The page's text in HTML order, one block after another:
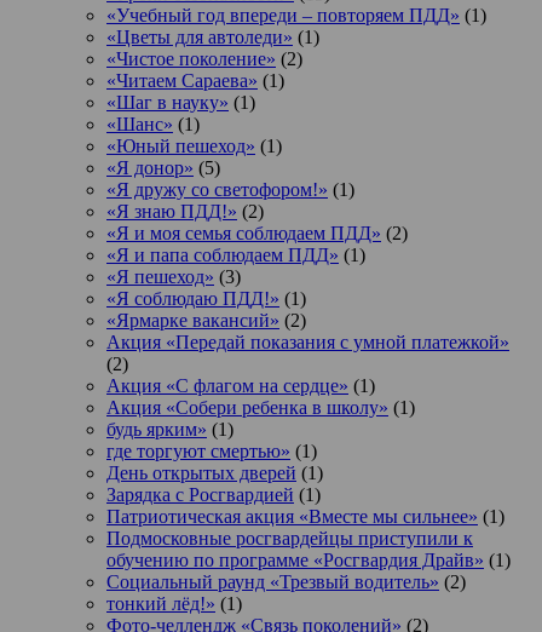
«Учебный год впереди – повторяем ПДД» (1)
«Цветы для автоледи» (1)
«Чистое поколение» (2)
«Читаем Сараева» (1)
«Шаг в науку» (1)
«Шанс» (1)
«Юный пешеход» (1)
«Я донор» (5)
«Я дружу со светофором!» (1)
«Я знаю ПДД!» (2)
«Я и моя семья соблюдаем ПДД» (2)
«Я и папа соблюдаем ПДД» (1)
«Я пешеход» (3)
«Я соблюдаю ПДД!» (1)
«Ярмарке вакансий» (2)
Акция «Передай показания с умной платежкой»
(2)
Акция «С флагом на сердце» (1)
Акция «Собери ребенка в школу» (1)
будь ярким» (1)
где торгуют смертью» (1)
День открытых дверей (1)
Зарядка с Росгвардией (1)
Патриотическая акция «Вместе мы сильнее» (1)
Подмосковные росгвардейцы приступили к
обучению по программе «Росгвардия Драйв» (1)
Социальный раунд «Трезвый водитель» (2)
тонкий лёд!» (1)
Фото-челлендж «Связь поколений» (2)